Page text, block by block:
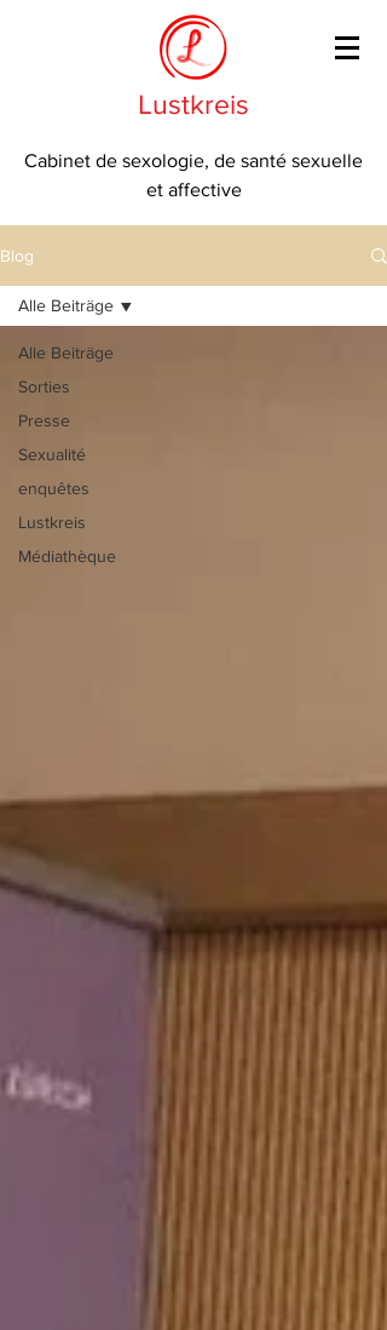
Lustkreis
Cabinet de sexologie, de santé sexuelle
et affective
Blog
Alle Beiträge
Sorties
Presse
Sexualité
enquêtes
Lustkreis
Médiathèque
Alle Beiträge